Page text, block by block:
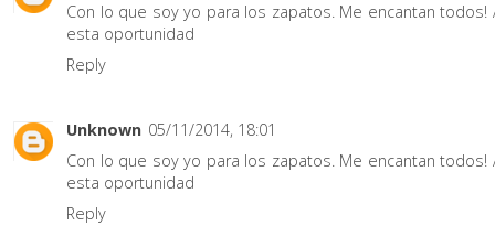
Con lo que soy yo para los zapatos. Me encantan
esta oportunidad
Reply
Unknown 05/11/2014, 18:01
Con lo que soy yo para los zapatos. Me encantan
esta oportunidad
Reply